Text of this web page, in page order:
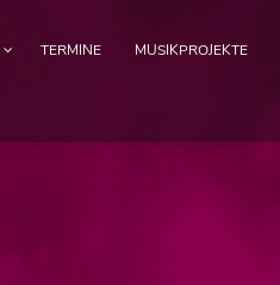
TERMINE MUSIKPROJEKTE